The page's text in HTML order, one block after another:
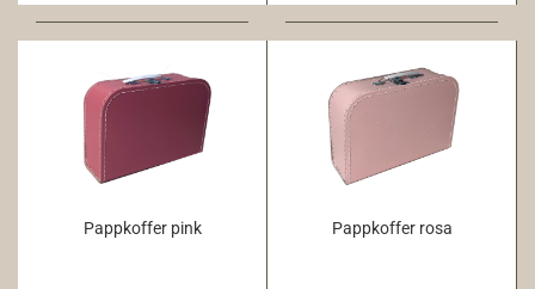
Pappkoffer pink Pappkoffer rosa